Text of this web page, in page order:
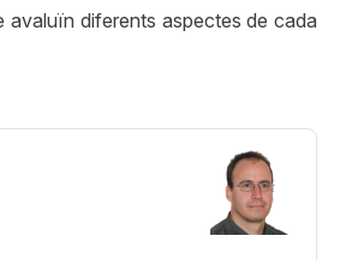
avaluïn diferents aspectes de cada